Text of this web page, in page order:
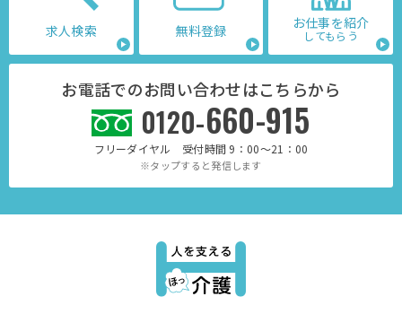
求人検索 無料登録 お仕事を紹介
してもらう
お電話でのお問い合わせはこちらから
0120-660-915
フリーダイヤル 受付時間 9：00～21：00
※タップすると発信します